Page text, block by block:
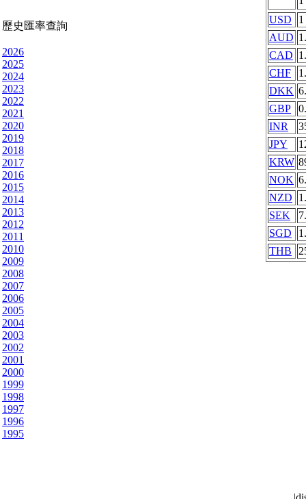
歷史匯率查詢
2026
2025
2024
2023
2022
2021
2020
2019
2018
2017
2016
2015
2014
2013
2012
2011
2010
2009
2008
2007
2006
2005
2004
2003
2002
2001
2000
1999
1998
1997
1996
1995
USD
1
AUD
CAD
CHF
DKK
GBP
INR
JPY
KRW
NOK
NZD
SEK
SGD
THB